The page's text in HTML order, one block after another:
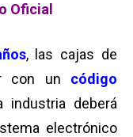
Oficial
, las cajas de
con un código
deberá
electrónico